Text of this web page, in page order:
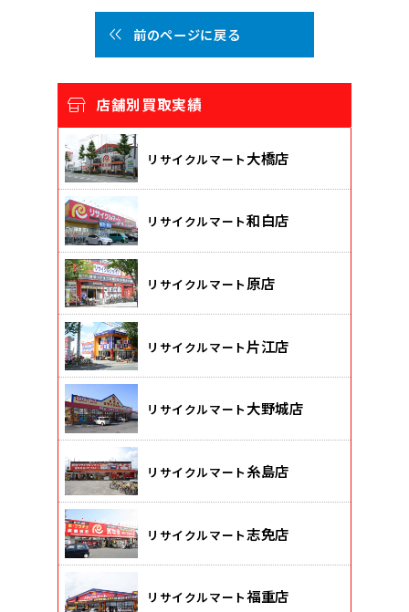
前のページに戻る
店舗別買取実績
リサイクルマート 大橋店
リサイクルマート和白店
リサイクルマート 原店
リサイクルマート 片江店
リサイクルマート 大野城店
リサイクルマート 糸島店
リサイクルマート志免店
リサイクルマート福重店